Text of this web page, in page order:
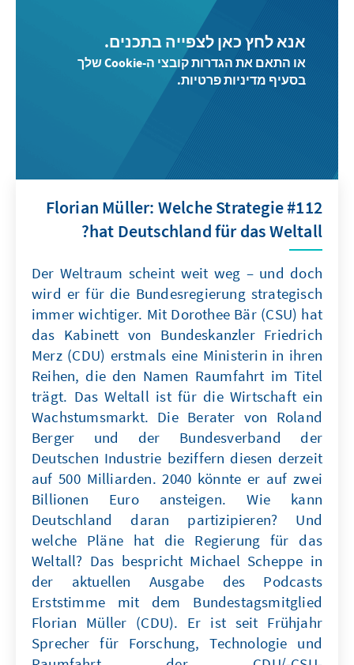
אנא לחץ כאן לצפייה בתכנים.
או התאם את הגדרות קובצי ה-Cookie שלך
בסעיף מדיניות פרטיות.
#112 Florian Müller: Welche Strategie
hat Deutschland für das Weltall?
Der Weltraum scheint weit weg – und doch
wird er für die Bundesregierung strategisch
immer wichtiger. Mit Dorothee Bär (CSU) hat
das Kabinett von Bundeskanzler Friedrich
Merz (CDU) erstmals eine Ministerin in ihren
Reihen, die den Namen Raumfahrt im Titel
trägt. Das Weltall ist für die Wirtschaft ein
Wachstumsmarkt. Die Berater von Roland
Berger und der Bundesverband der
Deutschen Industrie beziffern diesen derzeit
auf 500 Milliarden. 2040 könnte er auf zwei
Billionen Euro ansteigen. Wie kann
Deutschland daran partizipieren? Und
welche Pläne hat die Regierung für das
Weltall? Das bespricht Michael Scheppe in
der aktuellen Ausgabe des Podcasts
Erststimme mit dem Bundestagsmitglied
Florian Müller (CDU). Er ist seit Frühjahr
Sprecher für Forschung, Technologie und